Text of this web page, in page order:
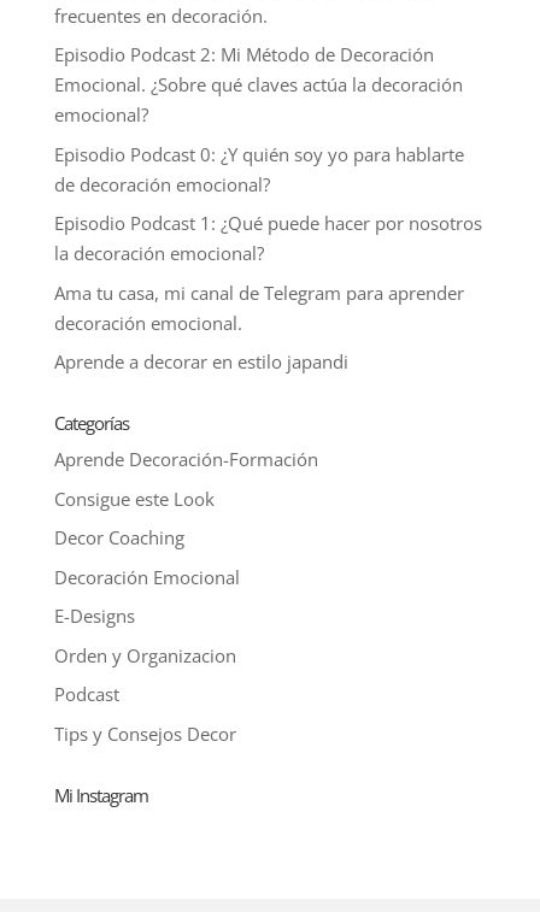
frecuentes en decoración.
Episodio Podcast 2: Mi Método de Decoración
Emocional. ¿Sobre qué claves actúa la decoración
emocional?
Episodio Podcast 0: ¿Y quién soy yo para hablarte
de decoración emocional?
Episodio Podcast 1: ¿Qué puede hacer por nosotros
la decoración emocional?
Ama tu casa, mi canal de Telegram para aprender
decoración emocional.
Aprende a decorar en estilo japandi
Categorías
Aprende Decoración-Formación
Consigue este Look
Decor Coaching
Decoración Emocional
E-Designs
Orden y Organizacion
Podcast
Tips y Consejos Decor
Mi Instagram